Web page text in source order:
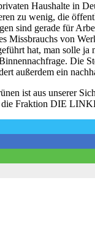
Haushalte in
zu wenig, die
sind gerade für
Missbrauchs von
hat, man solle
Die
außerdem ein
ist aus unserer
die Fraktion DIE